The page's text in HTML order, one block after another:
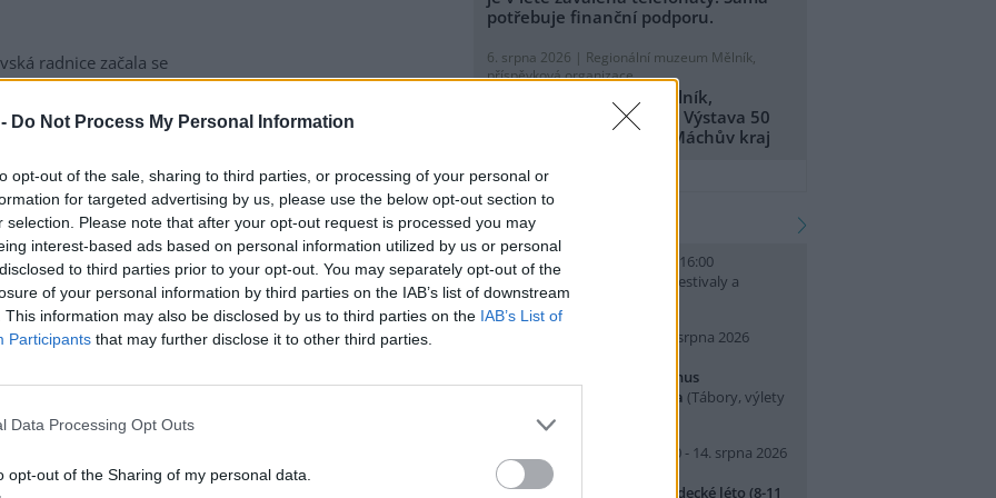
Do Not Process My Personal Information
opt-out of the sale, sharing to third parties, or processing of your personal or
for targeted advertising by us, please use the below opt-out section to
selection. Please note that after your opt-out request is processed you may
interest-based ads based on personal information utilized by us or personal
to third parties prior to your opt-out. You may separately opt-out of the
of your personal information by third parties on the IAB’s list of downstream
This information may also be disclosed by us to third parties on the IAB’s List of
Participants that may further disclose it to other third parties.
Data Processing Opt Outs
opt-out of the Sharing of my personal data.
radnice začala se
likvidací bolševníku
který patří k
invazním
ve Slezské Ostravě letos
kombinuje chemické i
Gabriela Pokorná.
výrobu nového
Škoda Auto zahájila ve
hlavním závodě v Mladé
sériovou výrobu nového
Jde o největší vůz v
potřebuje finanční podporu.
6. srpna 2026 | Regionální muzeum Mělník,
příspěvková organizace
Regionální muzeum Mělník,
příspěvková organizace: Výstava 50
let CHKO Kokořínsko - Máchův kraj
přidat tiskovou zprávu
kalendář akcí
9. srpna 2026 (neděle) 10:00 - 16:00
(Festivaly a
slavnosti, Praha 7 )
10. srpna 2026 (pondělí) - 14. srpna 2026
Hrajeme si v Pralese - 2. turnus
příměstského letního tábora (Tábory, výlety
a pobytové akce, Praha 19 )
10. srpna 2026 (pondělí) 07:30 - 14. srpna 2026
(pátek) 16:30
Příměstský tábor Přírodovědecké léto (8-11